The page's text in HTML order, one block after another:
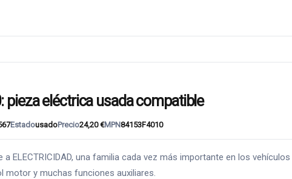
pieza eléctrica usada compatible
EstadousadoPrecio24,20 €MPN84153F4010
a ELECTRICIDAD, una familia cada vez más importante en los
motor y muchas funciones auxiliares.